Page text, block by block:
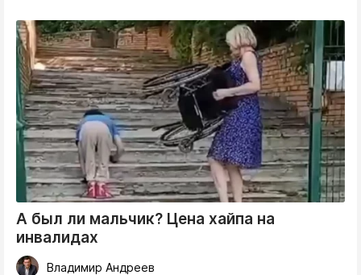
А был ли мальчик? Цена хайпа на
инвалидах
Владимир Андреев